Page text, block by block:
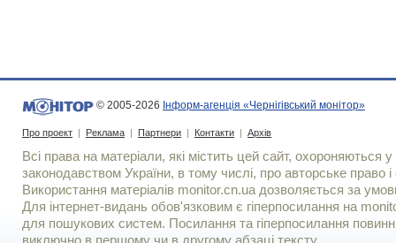
© 2005-2026 Інформ-агенція «Чернігівський монітор»
Про проект | Реклама | Партнери | Контакти | Архів
Всі права на матеріали, які містить цей сайт, охороняються у
законодавством України, в тому числі, про авторське право і
Використання матерiалiв monitor.cn.ua дозволяється за
Для iнтернет-видань обов'язковим є гiперпосилання на
для пошукових систем. Посилання та гіперпосилання